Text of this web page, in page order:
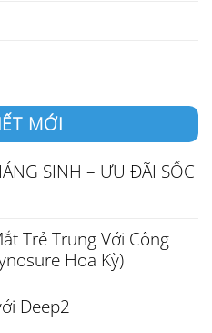
MỚI
SINH – ƯU ĐÃI SỐC
Trẻ Trung Với Công
Hoa Kỳ)
Deep2